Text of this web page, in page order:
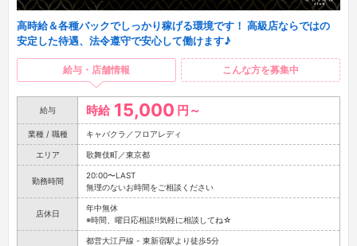
高時給＆各種バックでしっかり稼げる環境です！ 高級店ならではの
安定した待遇、法令遵守で安心して働けます♪
給与・店舗情報 こんな方を募集中
給与 時給 15,000 円～
業種 / 職種 キャバクラ／フロアレディ
エリア 歌舞伎町／東京都
勤務時間
20:00〜LAST
無理のないお時間をご相談ください
店休日
年中無休
※時間、曜日応相談!!気軽に相談してね☆
都営大江戸線 - 東新宿駅より徒歩5分